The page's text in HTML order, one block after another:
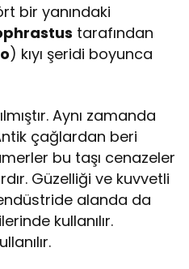
bir yanındaki
tarafından
) kıyı şeridi boyunca
Aynı zamanda
çağlardan beri
bu taşı cenazeler
Güzelliği ve kuvvetli
alanda da
kullanılır.